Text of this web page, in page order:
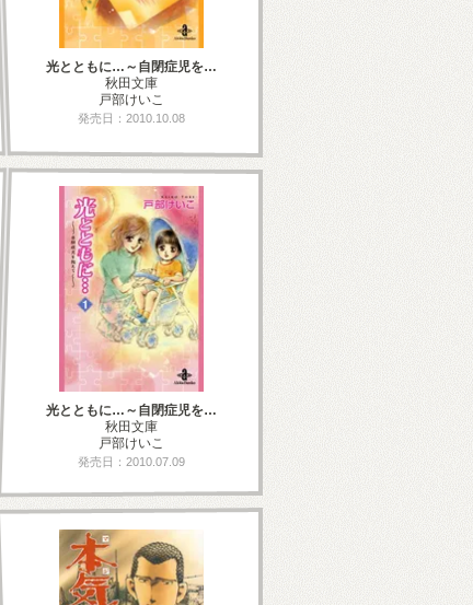
光とともに…～自閉症児を…
秋田文庫
戸部けいこ
発売日：2010.10.08
光とともに…～自閉症児を…
秋田文庫
戸部けいこ
発売日：2010.07.09